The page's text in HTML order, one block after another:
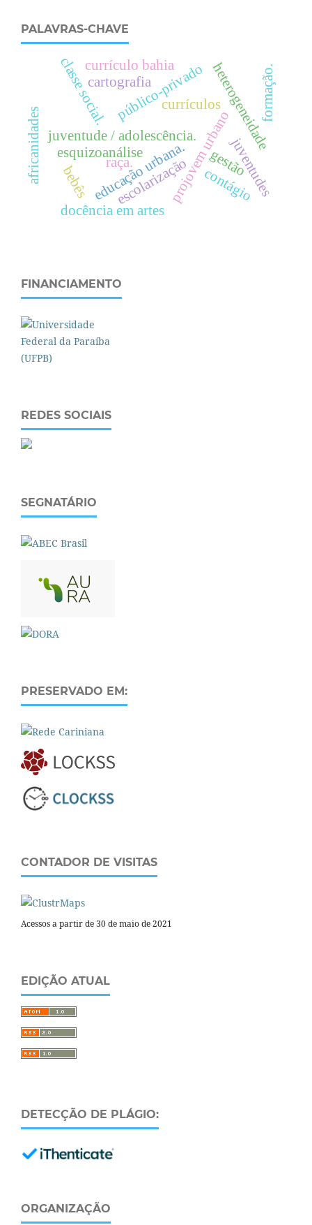
PALAVRAS-CHAVE
currículos
projovem urbano
juventude / adolescência.
e
d
u
c
a
ç
ã
o
u
r
b
a
n
a
.
c
l
a
s
s
e
s
o
c
i
a
l
.
raça. gestão
juventudes
escolarização
heterogeneidade
público-privado
esquizoanálise
formação.
bebês contágio
cartografia
currículo bahia
africanidades
docência em artes
FINANCIAMENTO
REDES SOCIAIS
SEGNATÁRIO
PRESERVADO EM:
CONTADOR DE VISITAS
Acessos a partir de 30 de maio de 2021
EDIÇÃO ATUAL
DETECÇÃO DE PLÁGIO:
ORGANIZAÇÃO